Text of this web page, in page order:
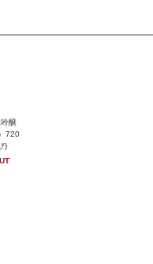
醸
720
)